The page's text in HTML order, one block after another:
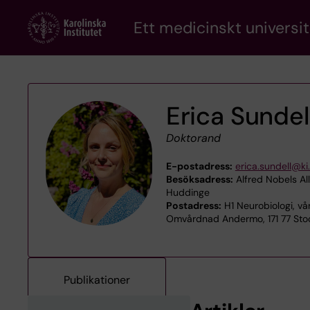
content
Ett medicinskt
Erica
Doktorand
E-postadress:
Besöksadress: Alfred Nobels
Huddinge
Postadress: H1 Neurobiologi,
Omvårdnad Andermo, 171 77
Publikationer